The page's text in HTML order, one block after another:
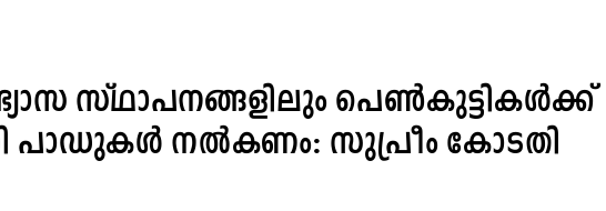
സ്ഥാപനങ്ങളിലും പെണ്‍കുട്ടികള്‍ക്ക്
പാഡുകൾ നൽകണം: സുപ്രീം കോടതി